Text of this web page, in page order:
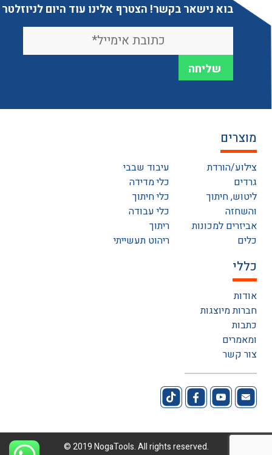
בוא נישאר בקשר! הצטרף אלינו עוד היום לניוזלטר
מוצרים
צילוע/הורדת
גרדים
ליטוש, חיתוך
והשחזה
אביזרים למכונות
כלים
עיבוד שבבי
כלי מדידה
כלי חיתוך
כלי עבודה
ריתוך
ריהוט תעשייתי
כללי
אודות
חברות מיוצגות
כתבות
ומאמרים
צור קשר
© 2019 NogaTools. All rights reserved.